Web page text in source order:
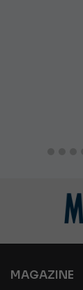
MAGAZINE